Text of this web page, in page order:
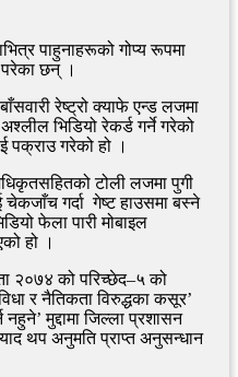
पाहुनाहरूको गोप्य रूपमा
परेका छन् ।
रेष्ट्रो क्याफे एन्ड लजमा
भिडियो रेकर्ड गर्ने गरेको
पक्राउ गरेको हो ।
टोली लजमा पुगी
चेकजाँच गर्दा गेष्‍ट हाउसमा बस्ने
फेला पारी मोबाइल
हो ।
२०७४ को परिच्छेद–५ को
र नैतिकता विरुद्धका कसूर’
मुद्दामा जिल्ला प्रशासन
थप अनुमति प्राप्त अनुसन्धान